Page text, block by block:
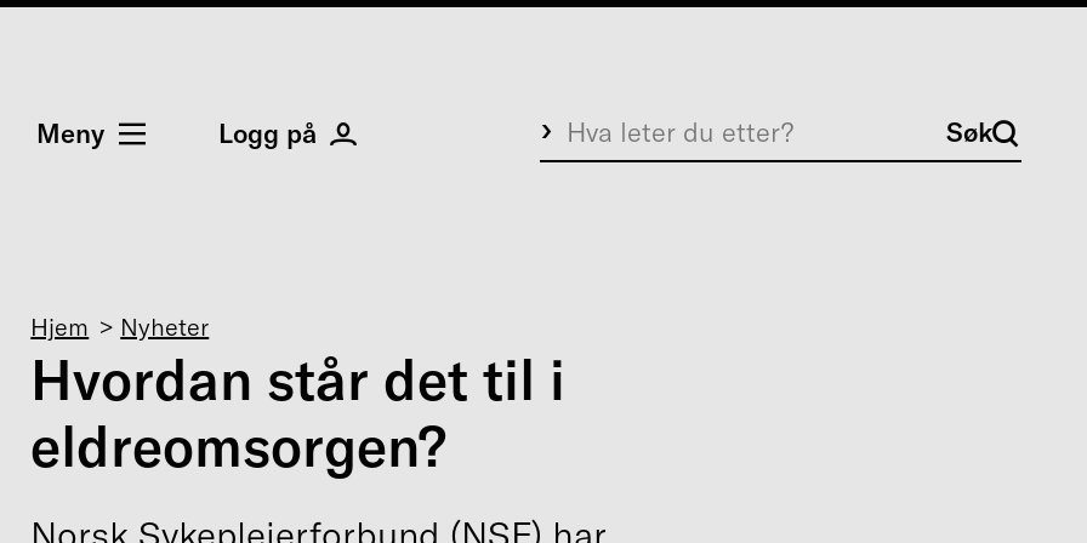
Meny Logg på Søk Søk
Navigasjonssti
Hjem Nyheter
Hvordan står det til i
eldreomsorgen?